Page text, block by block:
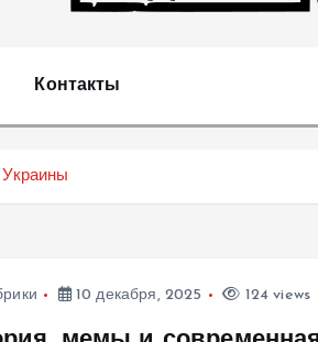
Контакты
10 декабря, 2025 124 views